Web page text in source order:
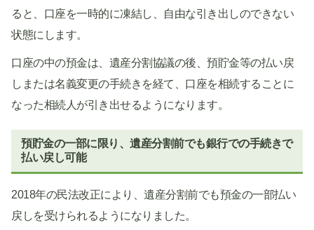
ると、口座を一時的に凍結し、自由な引き出しのできない
状態にします。
口座の中の預金は、遺産分割協議の後、預貯金等の払い戻
しまたは名義変更の手続きを経て、口座を相続することに
なった相続人が引き出せるようになります。
預貯金の一部に限り、遺産分割前でも銀行での手続きで
払い戻し可能
2018年の民法改正により、遺産分割前でも預金の一部払い
戻しを受けられるようになりました。